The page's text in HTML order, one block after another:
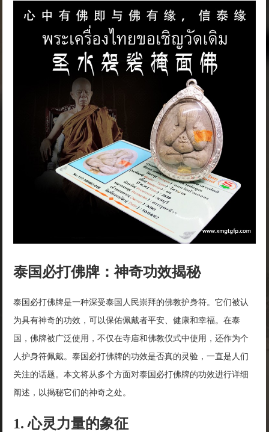
泰国必打佛牌：神奇功效揭秘
泰国必打佛牌是一种深受泰国人民崇拜的佛教护身符。它们被认
为具有神奇的功效，可以保佑佩戴者平安、健康和幸福。在泰
国，佛牌被广泛使用，不仅在寺庙和佛教仪式中使用，还作为个
人护身符佩戴。泰国必打佛牌的功效是否真的灵验，一直是人们
关注的话题。本文将从多个方面对泰国必打佛牌的功效进行详细
阐述，以揭秘它们的神奇之处。
1. 心灵力量的象征